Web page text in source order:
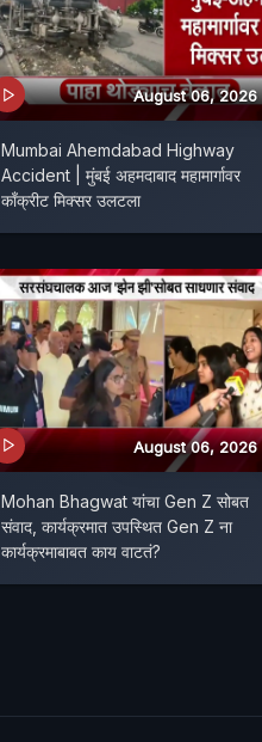
August 06, 2026
Mumbai Ahemdabad Highway
Accident | मुंबई अहमदाबाद महामार्गावर
काँक्रीट मिक्सर उलटला
August 06, 2026
Mohan Bhagwat यांचा Gen Z सोबत
संवाद, कार्यक्रमात उपस्थित Gen Z ना
कार्यक्रमाबाबत काय वाटतं?